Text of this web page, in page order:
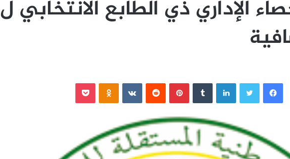
الإداري ذي الطابع الانتخابي ل
فيسبوك لينكدإن بينتيريست